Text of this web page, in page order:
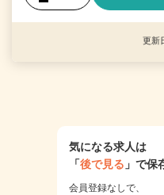
更新
気になる求人は
「後で見る 」で保
会員登録なしで、